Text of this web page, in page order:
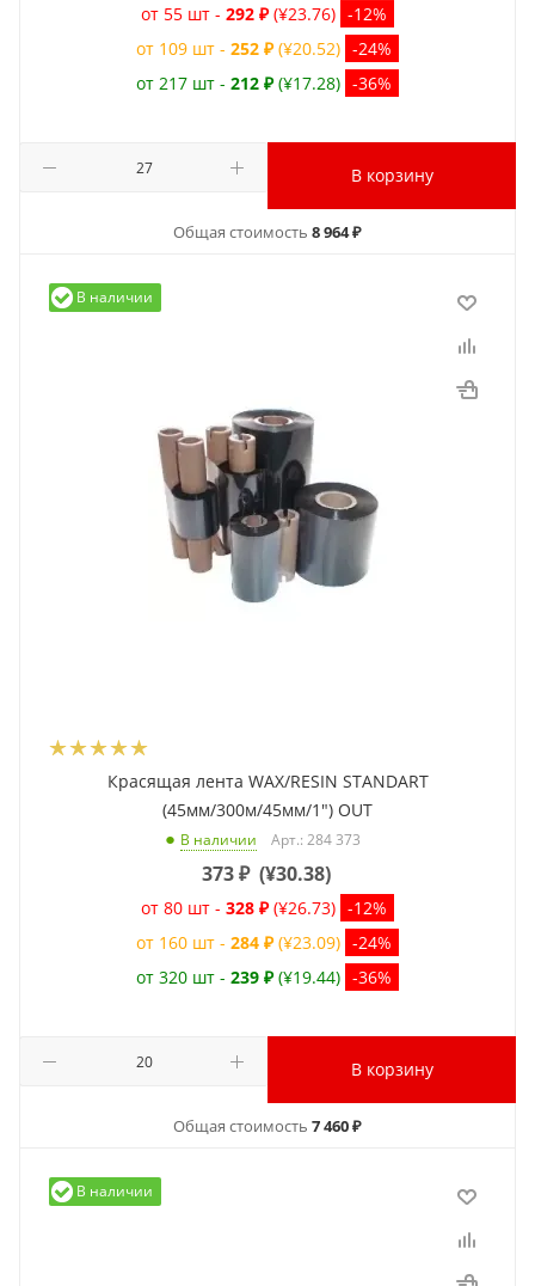
от 55 шт - 292 ₽ (¥23.76) -12%
от 109 шт - 252 ₽ (¥20.52) -24%
от 217 шт - 212 ₽ (¥17.28) -36%
В корзину
Общая стоимость 8 964 ₽
В наличии
Красящая лента WAX/RESIN STANDART
(45мм/300м/45мм/1") OUT
В наличии Арт.: 284 373
373₽ (¥30.38)
от 80 шт - 328 ₽ (¥26.73) -12%
от 160 шт - 284 ₽ (¥23.09) -24%
от 320 шт - 239 ₽ (¥19.44) -36%
В корзину
Общая стоимость 7 460 ₽
В наличии